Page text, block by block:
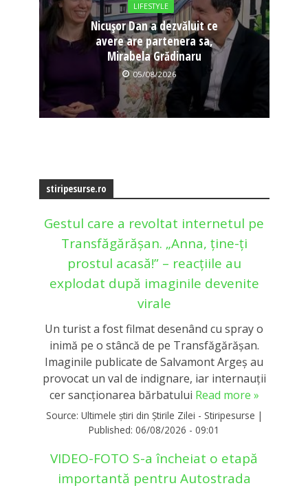
LIFESTYLE
Nicușor Dan a dezvăluit ce
avere are partenera sa,
Mirabela Grădinaru
05/08/2026
stiripesurse.ro
Gestul care a revoltat internetul pe
Transfăgărășan. „Anna, ține-ți
prostul acasă!” – reacțiile au
explodat după imaginile devenite
virale
Un turist a fost filmat desenând cu spray o
inimă pe o stâncă de pe Transfăgărășan.
Imaginile publicate de Salvamont Argeș au
provocat un val de indignare, iar internauții
cer sancționarea bărbatului Read more »
Source: Ultimele știri din Știrile Zilei - Stiripesurse |
Published: 06/08/2026 - 09:01
VIDEO-FOTO S-a încheiat o etapă
importantă pentru Autostrada